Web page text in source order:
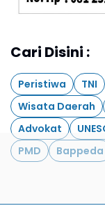
Cari Disini :
Peristiwa TNI
Wisata Daerah
Advokat
PMD
Bappeda